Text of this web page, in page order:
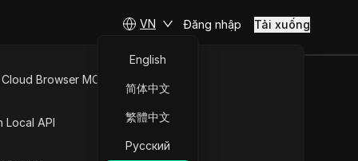
Browser MCP
Local API
VN
English
简体中文
繁體中文
Русский
Đăng nhập Tải xuống
cách
mẹo